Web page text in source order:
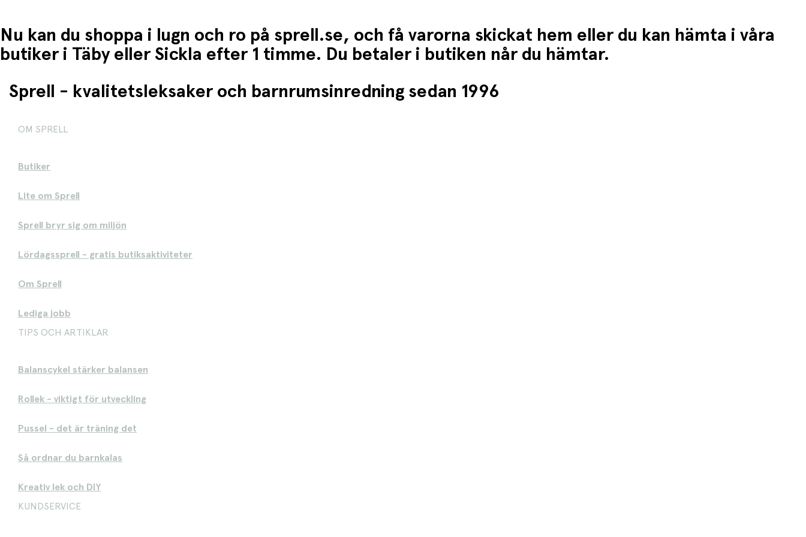
Nu kan du shoppa i lugn och ro på sprell.se, och få varorna skickat hem eller du kan hämta i våra
butiker i Täby eller Sickla efter 1 timme. Du betaler i butiken når du hämtar.
Sprell - kvalitetsleksaker och barnrumsinredning sedan 1996
OM SPRELL
Butiker
Lite om Sprell
Sprell bryr sig om miljön
Lördagssprell - gratis butiksaktiviteter
Om Sprell
Lediga jobb
TIPS OCH ARTIKLAR
Balanscykel stärker balansen
Rollek - viktigt för utveckling
Pussel - det är träning det
Så ordnar du barnkalas
Kreativ lek och DIY
KUNDSERVICE